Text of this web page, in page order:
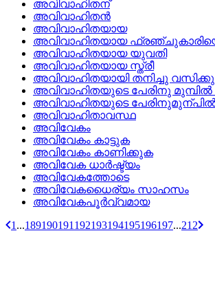
അവിവാഹിതന്
അവിവാഹിതന്‍
അവിവാഹിതയായ
അവിവാഹിതയായ ഫ്രഞ്ചുകാരിയെ
അവിവാഹിതയായ യുവതി
അവിവാഹിതയായ സ്ത്രീ
അവിവാഹിതയായി തനിച്ചു
അവിവാഹിതയുടെ പേരിനു മുമ്പില്‍
അവിവാഹിതയുടെ പേരിനുമുന്പില്‍
അവിവാഹിതാവസ്ഥ
അവിവേകം
അവിവേകം കാട്ടുക
അവിവേകം കാണിക്കുക
അവിവേക ധാര്‍ഷ്ട്യം
അവിവേകത്തോടെ
അവിവേകധൈര്യം സാഹസം
അവിവേകപൂര്‍വ്വമായ
1 ...189190191 192193194195196197...212